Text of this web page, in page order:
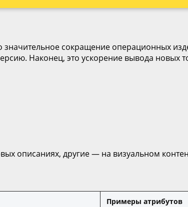
сокращение операционных
Наконец, это ускорение вывода новых
описаниях, другие — на визуальном
Примеры атрибутов